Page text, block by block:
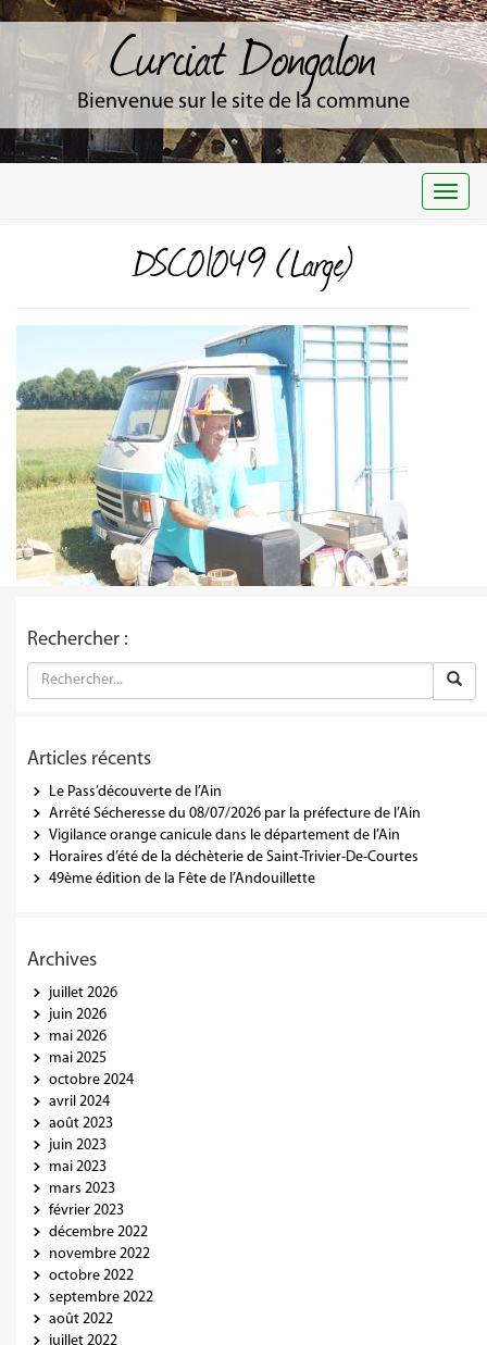
Curciat Dongalon
Bienvenue sur le site de la commune
DSC01049 (Large)
Rechercher :
Articles récents
Le Pass’découverte de l’Ain
Arrêté Sécheresse du 08/07/2026 par la préfecture de l’Ain
Vigilance orange canicule dans le département de l’Ain
Horaires d’été de la déchèterie de Saint-Trivier-De-Courtes
49ème édition de la Fête de l’Andouillette
Archives
juillet 2026
juin 2026
mai 2026
mai 2025
octobre 2024
avril 2024
août 2023
juin 2023
mai 2023
mars 2023
février 2023
décembre 2022
novembre 2022
octobre 2022
septembre 2022
août 2022
juillet 2022